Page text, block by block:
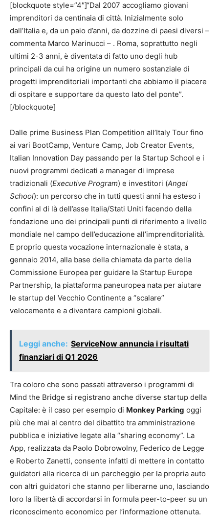
[blockquote style=”4″]“Dal 2007 accogliamo giovani
imprenditori da centinaia di città. Inizialmente solo
dall’Italia e, da un paio d’anni, da dozzine di paesi diversi –
commenta Marco Marinucci – . Roma, soprattutto negli
ultimi 2-3 anni, è diventata di fatto uno degli hub
principali da cui ha origine un numero sostanziale di
progetti imprenditoriali importanti che abbiamo il piacere
di ospitare e supportare da questo lato del ponte”.
[/blockquote]
Dalle prime Business Plan Competition all’Italy Tour fino
ai vari BootCamp, Venture Camp, Job Creator Events,
Italian Innovation Day passando per la Startup School e i
nuovi programmi dedicati a manager di imprese
tradizionali (Executive Program) e investitori (Angel
School): un percorso che in tutti questi anni ha esteso i
confini al di là dell’asse Italia/Stati Uniti facendo della
fondazione uno dei principali punti di riferimento a livello
mondiale nel campo dell’educazione all’imprenditorialità.
E proprio questa vocazione internazionale è stata, a
gennaio 2014, alla base della chiamata da parte della
Commissione Europea per guidare la Startup Europe
Partnership, la piattaforma paneuropea nata per aiutare
le startup del Vecchio Continente a “scalare”
velocemente e a diventare campioni globali.
Leggi anche: ServiceNow annuncia i risultati
finanziari di Q1 2026
Tra coloro che sono passati attraverso i programmi di
Mind the Bridge si registrano anche diverse startup della
Capitale: è il caso per esempio di Monkey Parking oggi
più che mai al centro del dibattito tra amministrazione
pubblica e iniziative legate alla “sharing economy”. La
App, realizzata da Paolo Dobrowolny, Federico de Legge
e Roberto Zanetti, consente infatti di mettere in contatto
guidatori alla ricerca di un parcheggio per la propria auto
con altri guidatori che stanno per liberarne uno, lasciando
loro la libertà di accordarsi in formula peer-to-peer su un
riconoscimento economico per l’informazione ottenuta.